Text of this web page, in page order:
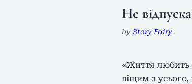
Не
by Story Fairy
«Життя любить
віщим з